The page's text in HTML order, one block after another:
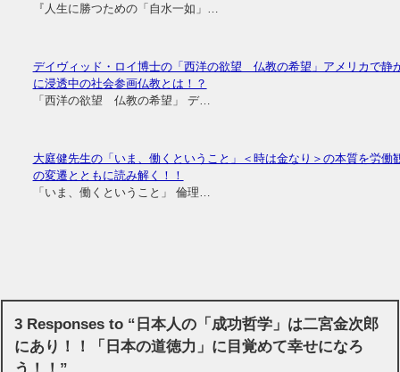
『人生に勝つための「自水一如」…
デイヴィッド・ロイ博士の「西洋の欲望 仏教の希望」アメリカで静
に浸透中の社会参画仏教とは！？
「西洋の欲望 仏教の希望」 デ…
大庭健先生の「いま、働くということ」＜時は金なり＞の本質を労働
の変遷とともに読み解く！！
「いま、働くということ」 倫理…
3 Responses to “日本人の「成功哲学」は二宮金次郎
にあり！！「日本の道徳力」に目覚めて幸せになろ